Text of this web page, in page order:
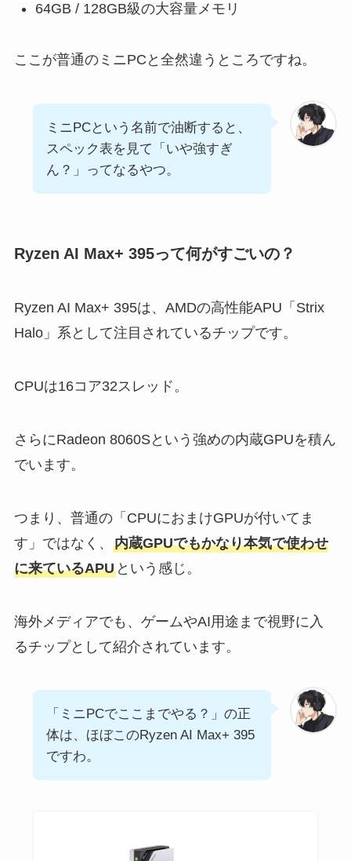
64GB / 128GB級の大容量メモリ
ここが普通のミニPCと全然違うところですね。
ミニPCという名前で油断すると、
スペック表を見て「いや強すぎ
ん？」ってなるやつ。
Ryzen AI Max+ 395って何がすごいの？
Ryzen AI Max+ 395は、AMDの高性能APU「Strix
Halo」系として注目されているチップです。
CPUは16コア32スレッド。
さらにRadeon 8060Sという強めの内蔵GPUを積ん
でいます。
つまり、普通の「CPUにおまけGPUが付いてま
す」ではなく、 内蔵GPUでもかなり本気で使わせ
に来ているAPUという感じ。
海外メディアでも、ゲームやAI用途まで視野に入
るチップとして紹介されています。
「ミニPCでここまでやる？」の正
体は、ほぼこのRyzen AI Max+ 395
ですわ。